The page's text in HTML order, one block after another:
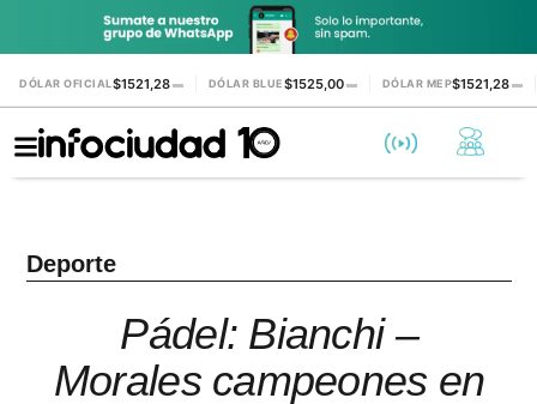
DÓLAR OFICIAL$1521,28 ▬ DÓLAR BLUE$1525,00 ▬ DÓLAR MEP$1521,28▬
Deporte
Pádel: Bianchi –
Morales campeones en